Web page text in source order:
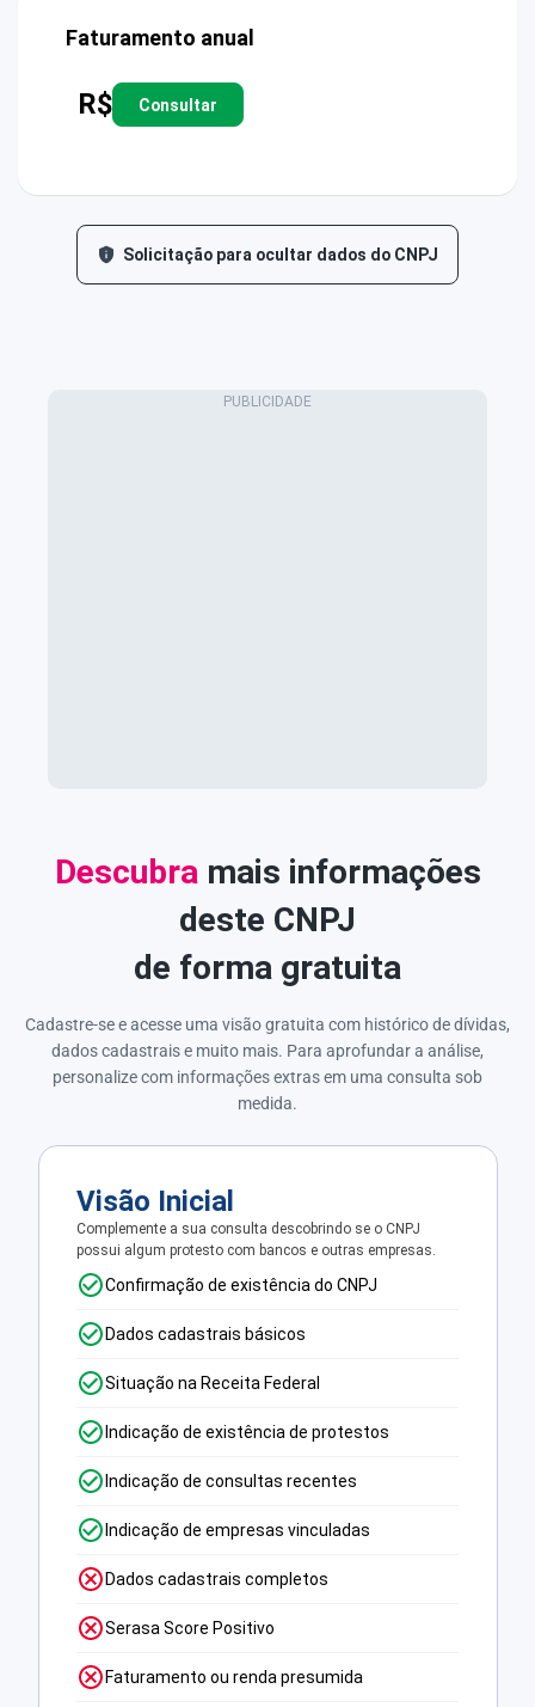
Faturamento anual
R$ Consultar
Solicitação para ocultar dados do CNPJ
Descubramais informações
deste CNPJ
de forma gratuita
Cadastre-se e acesse uma visão gratuita com histórico de dívidas,
dados cadastrais e muito mais. Para aprofundar a análise,
personalize com informações extras em uma consulta sob
medida.
Visão Inicial
Complemente a sua consulta descobrindo se o CNPJ
possui algum protesto com bancos e outras empresas.
Confirmação de existência do CNPJ
Dados cadastrais básicos
Situação na Receita Federal
Indicação de existência de protestos
Indicação de consultas recentes
Indicação de empresas vinculadas
Dados cadastrais completos
Serasa Score Positivo
Faturamento ou renda presumida